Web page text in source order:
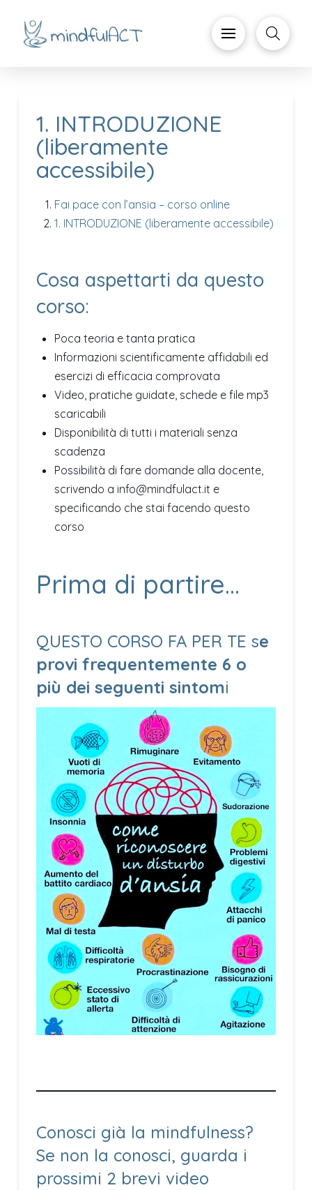
1. INTRODUZIONE
(liberamente
accessibile)
Fai pace con l’ansia – corso online
1. INTRODUZIONE (liberamente accessibile)
Cosa aspettarti da questo
corso:
Poca teoria e tanta pratica
Informazioni scientificamente affidabili ed
esercizi di efficacia comprovata
Video, pratiche guidate, schede e file mp3
scaricabili
Disponibilità di tutti i materiali senza
scadenza
Possibilità di fare domande alla docente,
scrivendo a info@mindfulact.it e
specificando che stai facendo questo
corso
Prima di partire…
QUESTO CORSO FA PER TE se
provi frequentemente 6 o
più dei seguenti sintomi
Conosci già la mindfulness?
Se non la conosci, guarda i
prossimi 2 brevi video